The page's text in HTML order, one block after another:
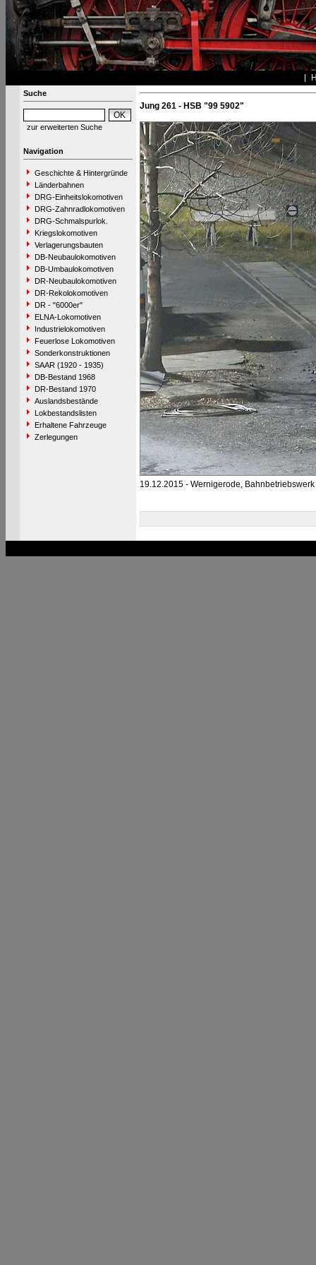
Suche
zur erweiterten Suche
Navigation
Geschichte & Hintergründe
Länderbahnen
DRG-Einheitslokomotiven
DRG-Zahnradlokomotiven
DRG-Schmalspurlok.
Kriegslokomotiven
Verlagerungsbauten
DB-Neubaulokomotiven
DB-Umbaulokomotiven
DR-Neubaulokomotiven
DR-Rekolokomotiven
DR - "6000er"
ELNA-Lokomotiven
Industrielokomotiven
Feuerlose Lokomotiven
Sonderkonstruktionen
SAAR (1920 - 1935)
DB-Bestand 1968
DR-Bestand 1970
Auslandsbestände
Lokbestandslisten
Erhaltene Fahrzeuge
Zerlegungen
Jung 261 - HSB "99 5902"
19.12.2015 - Wernigerode, Bahnbetriebswerk